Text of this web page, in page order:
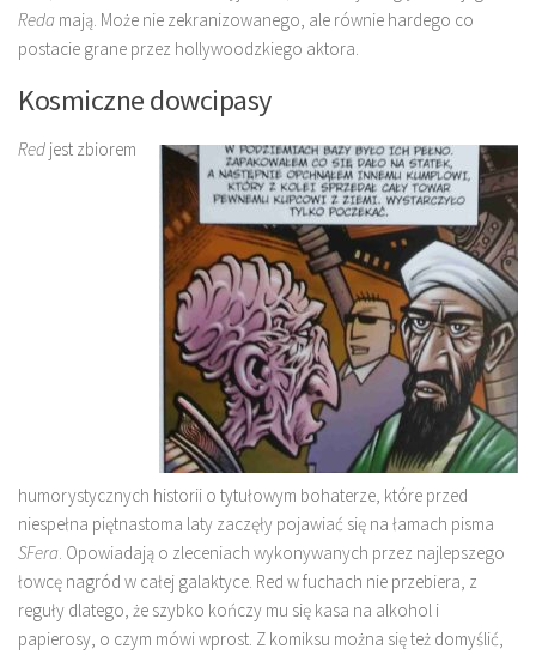
Reda mają. Może nie zekranizowanego, ale równie hardego co
postacie grane przez hollywoodzkiego aktora.
Kosmiczne dowcipasy
Red jest zbiorem
humorystycznych historii o tytułowym bohaterze, które przed
niespełna piętnastoma laty zaczęły pojawiać się na łamach pisma
SFera. Opowiadają o zleceniach wykonywanych przez najlepszego
łowcę nagród w całej galaktyce. Red w fuchach nie przebiera, z
reguły dlatego, że szybko kończy mu się kasa na alkohol i
papierosy, o czym mówi wprost. Z komiksu można się też domyślić,